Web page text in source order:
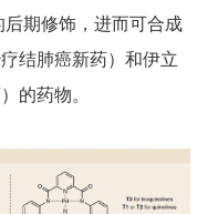
后期修饰，进而可合成
结肺癌新药）和伊立
的药物。